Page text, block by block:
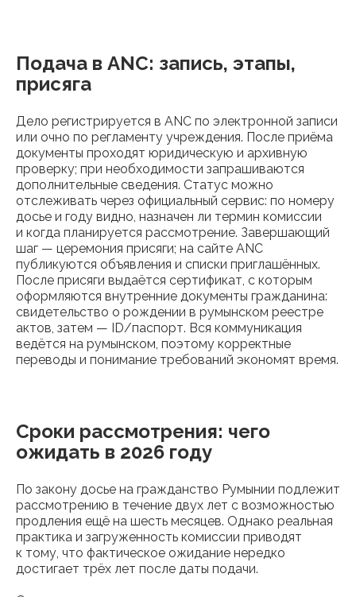
Подача в ANC: запись, этапы,
присяга
Дело регистрируется в ANC по электронной записи
или очно по регламенту учреждения. После приёма
документы проходят юридическую и архивную
проверку; при необходимости запрашиваются
дополнительные сведения. Статус можно
отслеживать через официальный сервис: по номеру
досье и году видно, назначен ли термин комиссии
и когда планируется рассмотрение. Завершающий
шаг — церемония присяги; на сайте ANC
публикуются объявления и списки приглашённых.
После присяги выдаётся сертификат, с которым
оформляются внутренние документы гражданина:
свидетельство о рождении в румынском реестре
актов, затем — ID/паспорт. Вся коммуникация
ведётся на румынском, поэтому корректные
переводы и понимание требований экономят время.
Сроки рассмотрения: чего
ожидать в 2026 году
По закону досье на гражданство Румынии подлежит
рассмотрению в течение двух лет с возможностью
продления ещё на шесть месяцев. Однако реальная
практика и загруженность комиссии приводят
к тому, что фактическое ожидание нередко
достигает трёх лет после даты подачи.